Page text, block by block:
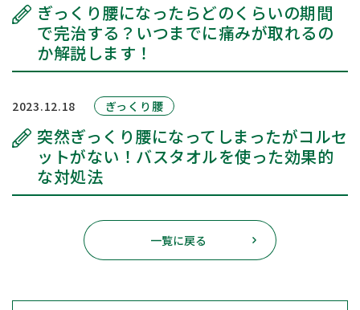
ぎっくり腰になったらどのくらいの期間
で完治する？いつまでに痛みが取れるの
か解説します！
2023.12.18 ぎっくり腰
突然ぎっくり腰になってしまったがコルセ
ットがない！バスタオルを使った効果的
な対処法
一覧に戻る